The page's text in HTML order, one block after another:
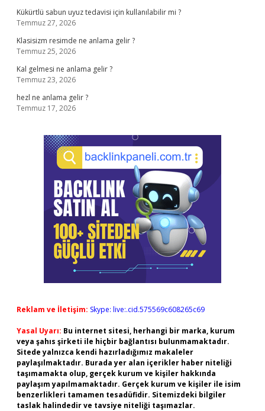
Kükürtlü sabun uyuz tedavisi için kullanılabilir mi ?
Temmuz 27, 2026
Klasisizm resimde ne anlama gelir ?
Temmuz 25, 2026
Kal gelmesi ne anlama gelir ?
Temmuz 23, 2026
hezl ne anlama gelir ?
Temmuz 17, 2026
Reklam ve İletişim: Skype: live:.cid.575569c608265c69
Yasal Uyarı: Bu internet sitesi, herhangi bir marka, kurum
veya şahıs şirketi ile hiçbir bağlantısı bulunmamaktadır.
Sitede yalnızca kendi hazırladığımız makaleler
paylaşılmaktadır. Burada yer alan içerikler haber niteliği
taşımamakta olup, gerçek kurum ve kişiler hakkında
paylaşım yapılmamaktadır. Gerçek kurum ve kişiler ile isim
benzerlikleri tamamen tesadüfidir. Sitemizdeki bilgiler
taslak halindedir ve tavsiye niteliği taşımazlar.